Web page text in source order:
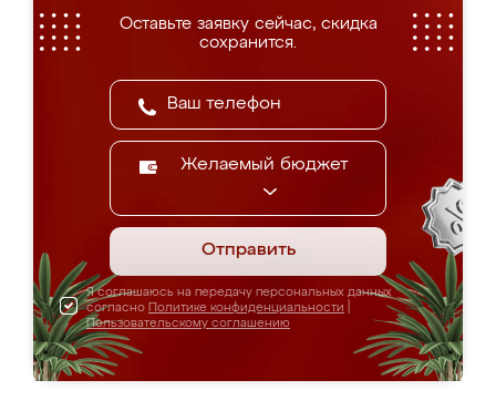
Оставьте заявку сейчас, скидка
сохранится.
Желаемый бюджет
Отправить
Я соглашаюсь на передачу персональных данных
согласно Политике конфиденциальности
Пользовательскому соглашению